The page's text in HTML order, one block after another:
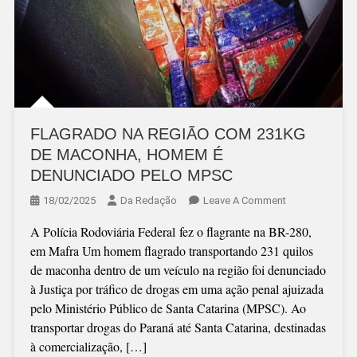
FLAGRADO NA REGIÃO COM 231KG
DE MACONHA, HOMEM É
DENUNCIADO PELO MPSC
18/02/2025 Da Redação Leave A CommentOn
NA
REGIÃO
COM
231KG
DE
MACONHA,
A Polícia Rodoviária Federal fez o flagrante na BR-280,
em Mafra Um homem flagrado transportando 231 quilos
de maconha dentro de um veículo na região foi denunciado
à Justiça por tráfico de drogas em uma ação penal ajuizada
pelo Ministério Público de Santa Catarina (MPSC). Ao
transportar drogas do Paraná até Santa Catarina, destinadas
à comercialização, […]